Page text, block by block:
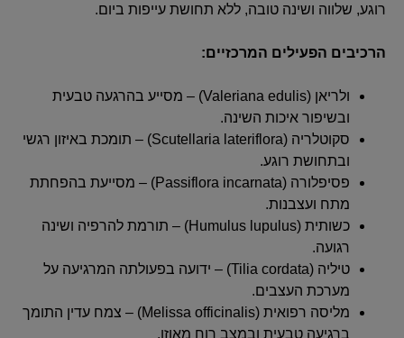
רוגע, שלווה ושינה טובה, ללא תחושת עייפות ביום.
הרכיבים הפעילים המרכזיים:
ולריאן (Valeriana edulis) – מסייע בהרגעה טבעית
ובשיפור איכות השינה.
סקוטלריה (Scutellaria lateriflora) – תומכת באיזון רגשי
ובתחושת רוגע.
פסיפלורה (Passiflora incarnata) – מסייעת בהפחתת
מתח ועצבנות.
כשותית (Humulus lupulus) – תורמת להרפיה ושינה
רגועה.
טיליה (Tilia cordata) – ידועה בפעולתה המרגיעה על
מערכת העצבים.
מליסה רפואית (Melissa officinalis) – צמח עדין התומך
ברגיעה טבעית ובמצב רוח מאוזן.